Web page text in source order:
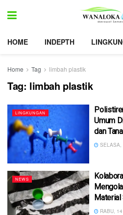
HOME INDEPTH
Home Tag limbah plastik
Tag: limbah plastik
LINGKUNGAN
Umum
dan
SELASA,
NEWS
Material
RABU,